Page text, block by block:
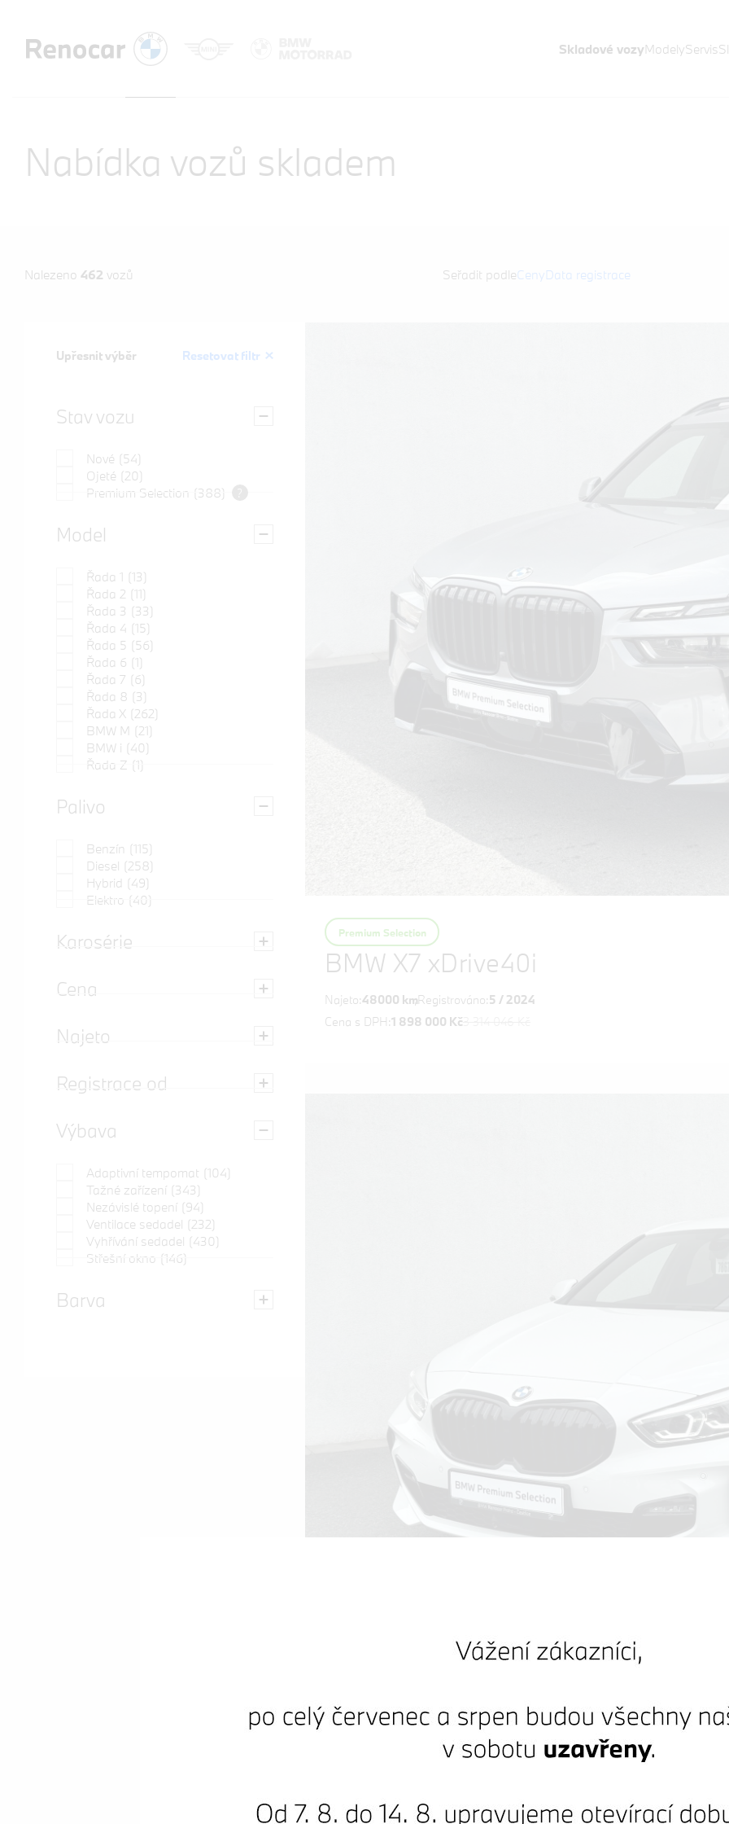
Skladové vozyModelyServis
Nabídka vozů skladem
Nalezeno 462 vozů Seřadit podleCenyData registrace
Upřesnit výběr Resetovat filtr
Stav vozu
Nové (54)
Ojeté (20)
Premium Selection (388)
Model
Řada 1
(13)
Řada 2 (11)
Řada 3 (33)
Řada 4 (15)
Řada 5 (56)
Řada 6 (1)
Řada 7 (6)
Řada 8 (3)
Řada X (262)
BMW M (21)
BMW i (40)
Řada Z (1)
Palivo
Benzín (115)
Diesel (258)
Hybrid (49)
Elektro (40)
Karosérie
Cena
Najeto
Registrace od
Výbava
Adaptivní tempomat (104)
Tažné zařízení (343)
Nezávislé topení (94)
Ventilace sedadel (232)
Vyhřívání sedadel (430)
Střešní okno (146)
Barva
BMW X7 xDrive40i
Premium Selection
Najeto:48000 kmRegistrováno:5 / 2024
Cena s DPH:1 898 000 Kč
BMW 118i Hatchback
Premium Selection